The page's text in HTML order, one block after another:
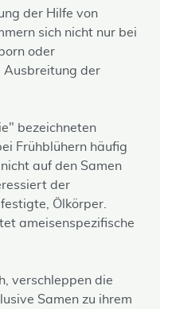
der Hilfe von
sich nicht nur bei
oder
Ausbreitung der
bezeichneten
Frühblühern häufig
auf den Samen
der
Ölkörper.
ameisenspezifische
verschleppen die
Samen zu ihrem